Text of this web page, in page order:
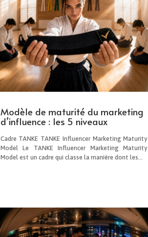
Modèle de maturité du marketing
d’influence : les 5 niveaux
Cadre TANKE TANKE Influencer Marketing Maturity
Model Le TANKE Influencer Marketing Maturity
Model est un cadre qui classe la manière dont les...